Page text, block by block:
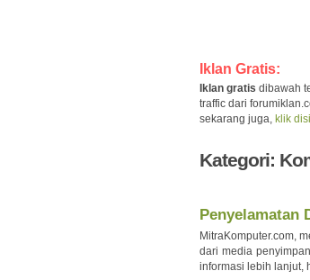
Iklan Gratis:
Iklan gratis dibawah
traffic dari
sekarang juga, klik
Kategori:
Penyelamatan
MitraKomputer.com,
dari media
informasi lebih lanjut,